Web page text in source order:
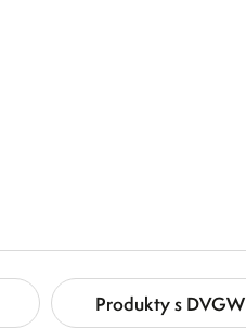
Produkty s DVGW